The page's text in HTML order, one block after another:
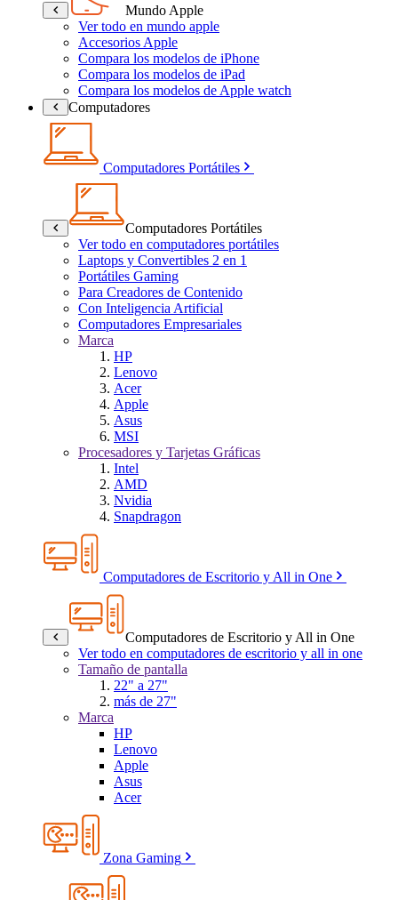
Mundo Apple
Ver todo en mundo apple
Accesorios Apple
Compara los modelos de iPhone
Compara los modelos de iPad
Compara los modelos de Apple watch
Computadores
Computadores Portátiles
Computadores Portátiles
Ver todo en computadores portátiles
Laptops y Convertibles 2 en 1
Portátiles Gaming
Para Creadores de Contenido
Con Inteligencia Artificial
Computadores Empresariales
Marca
HP
Lenovo
Acer
Apple
Asus
MSI
Procesadores y Tarjetas Gráficas
Intel
AMD
Nvidia
Snapdragon
Computadores de Escritorio y All in One
Computadores de Escritorio y All in One
Ver todo en computadores de escritorio y all in one
Tamaño de pantalla
22" a 27"
más de 27"
Marca
HP
Lenovo
Apple
Asus
Acer
Zona Gaming